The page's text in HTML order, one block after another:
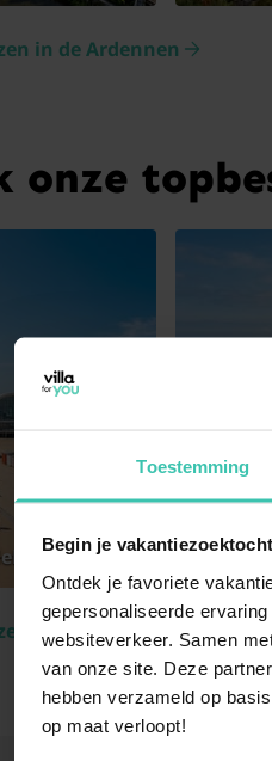
Toestemming
Begin je
Ontdek je favoriete
gepersonaliseerde
websiteverkeer. Samen
van onze site. Deze
hebben verzameld op
op maat verloopt!
in de Ardennen
onze
aan de Belgische kust